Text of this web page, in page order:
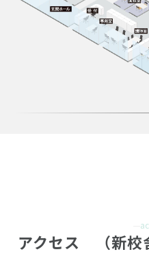
アクセス　（新校